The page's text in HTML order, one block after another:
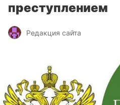
преступлением
Редакция сайта